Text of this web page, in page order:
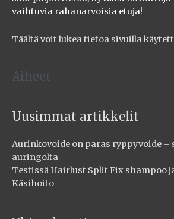
vaihtuvia rahanarvoisia etuja!
Täältä voit lukea tietoa sivuilla
Aiheet
Uusimmat artikkelit
Aurinkovoide on paras ryppyvoide –
auringolta
Testissä Hairlust Split Fix shampoo
Käsihoito